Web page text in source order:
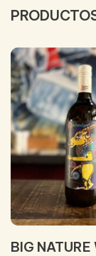
BIG NATURE